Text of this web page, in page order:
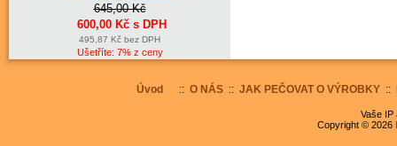
645,00 Kč
600,00 Kč s DPH
495,87 Kč bez DPH
Ušetříte: 7% z ceny
Úvod :: O NÁS:: JAK PEČOVAT O VÝROBKY::
Vaše IP
Copyright © 2026